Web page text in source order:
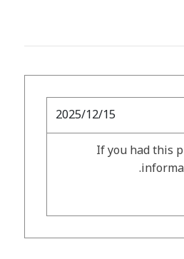
2025/12/15
If you had this